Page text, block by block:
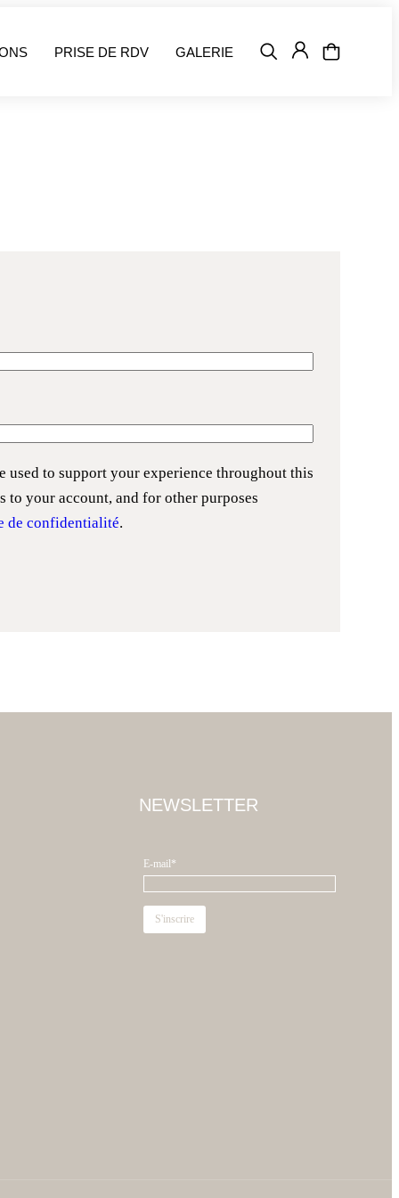
PRISE DE RDV GALERIE
used to support your experience throughout this
to your account, and for other purposes
de confidentialité.
NEWSLETTER
E-mail*